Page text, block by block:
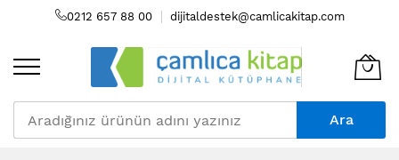
0212 657 88 00 dijitaldestek@camlicakitap.com
Ara